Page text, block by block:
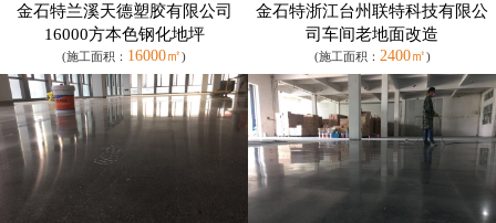
金石特兰溪天德塑胶有限公司
16000方本色钢化地坪
(施工面积： 16000㎡)
金石特浙江台州联特科技有限公
司车间老地面改造
(施工面积： 2400㎡)